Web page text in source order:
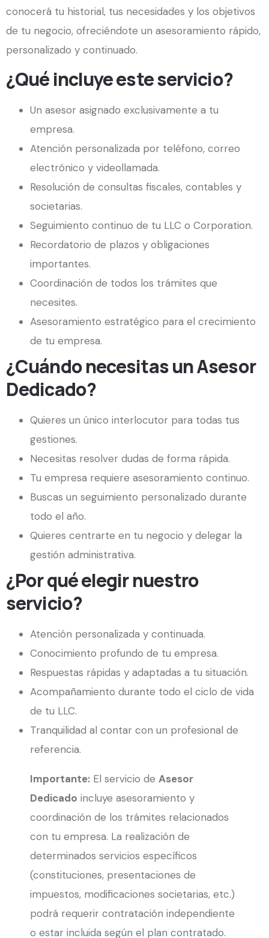
conocerá tu historial, tus necesidades y los objetivos
de tu negocio, ofreciéndote un asesoramiento rápido,
personalizado y continuado.
¿Qué incluye este servicio?
Un asesor asignado exclusivamente a tu
empresa.
Atención personalizada por teléfono, correo
electrónico y videollamada.
Resolución de consultas fiscales, contables y
societarias.
Seguimiento continuo de tu LLC o Corporation.
Recordatorio de plazos y obligaciones
importantes.
Coordinación de todos los trámites que
necesites.
Asesoramiento estratégico para el crecimiento
de tu empresa.
¿Cuándo necesitas un Asesor
Dedicado?
Quieres un único interlocutor para todas tus
gestiones.
Necesitas resolver dudas de forma rápida.
Tu empresa requiere asesoramiento continuo.
Buscas un seguimiento personalizado durante
todo el año.
Quieres centrarte en tu negocio y delegar la
gestión administrativa.
¿Por qué elegir nuestro
servicio?
Atención personalizada y continuada.
Conocimiento profundo de tu empresa.
Respuestas rápidas y adaptadas a tu situación.
Acompañamiento durante todo el ciclo de vida
de tu LLC.
Tranquilidad al contar con un profesional de
referencia.
Importante: El servicio de Asesor
Dedicado incluye asesoramiento y
coordinación de los trámites relacionados
con tu empresa. La realización de
determinados servicios específicos
(constituciones, presentaciones de
impuestos, modificaciones societarias, etc.)
podrá requerir contratación independiente
o estar incluida según el plan contratado.